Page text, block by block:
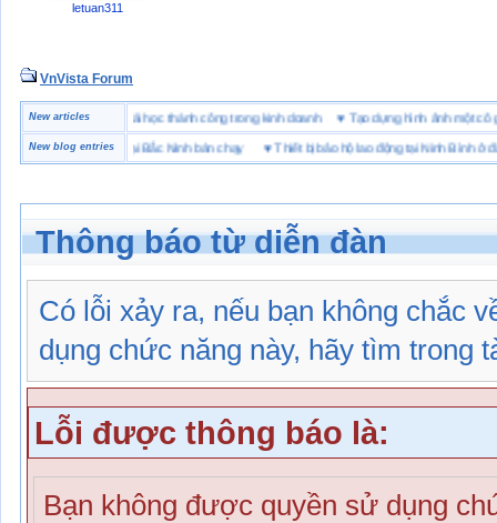
letuan311
VnVista Forum
New articles
biệt” của Microsoft ♥4 bài học thành công trong kinh doanh ♥Tạo dựng hình ảnh
New blog entries
hiệu giày bảo hộ tại Bắc Ninh bán chạy♥ Thiết bị bảo hộ lao động tại Ninh Bình ở đâu
Thông báo từ diễn đàn
Có lỗi xảy ra, nếu bạn không chắc
dụng chức năng này, hãy tìm trong
Lỗi được thông báo là:
Bạn không được quyền sử dụng